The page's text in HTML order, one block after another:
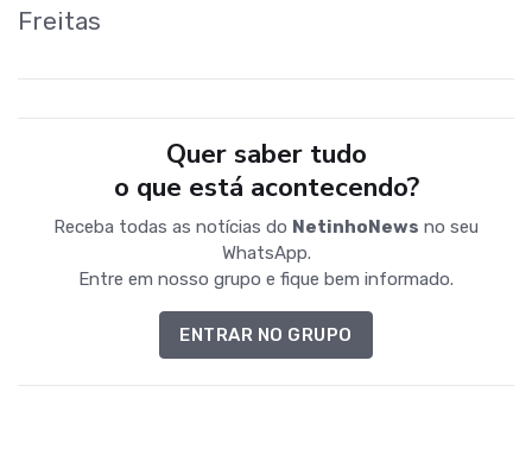
Freitas
Quer saber tudo
o que está acontecendo?
Receba todas as notícias do NetinhoNews no seu
WhatsApp.
Entre em nosso grupo e fique bem informado.
ENTRAR NO GRUPO